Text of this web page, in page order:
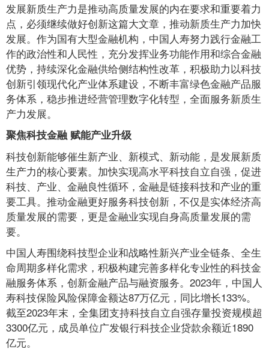
发展新质生产力是推动高质量发展的内在要求和重要着力
点，必须继续做好创新这篇大文章，推动新质生产力加快
发展。作为国有大型金融机构，中国人寿努力践行金融工
作的政治性和人民性，充分发挥业务功能作用和综合金融
优势，持续深化金融供给侧结构性改革，积极助力以科技
创新引领现代化产业体系建设，不断丰富绿色金融产品服
务体系，稳步推进经营管理数字化转型，全面服务新质生
产力发展。
聚焦科技金融 赋能产业升级
科技创新能够催生新产业、新模式、新动能，是发展新质
生产力的核心要素。加快实现高水平科技自立自强，促进
科技、产业、金融良性循环，金融是链接科技和产业的重
要工具。推动金融更好服务科技创新，不仅是实体经济高
质量发展的需要，更是金融业实现自身高质量发展的需
要。
中国人寿围绕科技型企业和战略性新兴产业全链条、全生
命周期多样化需求，积极构建完善多样化专业性的科技金
融服务体系，创新金融产品与融资服务。2023年，中国人
寿科技保险风险保障金额达87万亿元，同比增长133%。
截至2023年末，全集团支持科技自立自强存量投资规模超
3300亿元，成员单位广发银行科技企业贷款余额近1890
亿元。